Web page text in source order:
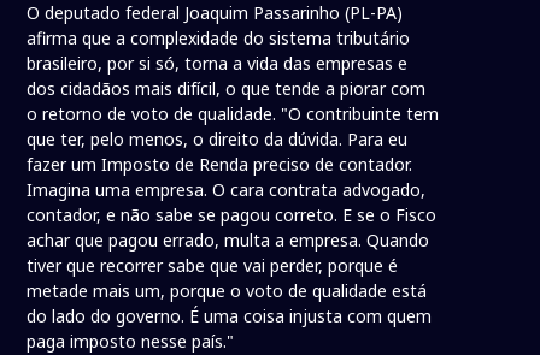
O deputado federal Joaquim Passarinho (PL-PA)
afirma que a complexidade do sistema tributário
brasileiro, por si só, torna a vida das empresas e
dos cidadãos mais difícil, o que tende a piorar com
o retorno de voto de qualidade. "O contribuinte tem
que ter, pelo menos, o direito da dúvida. Para eu
fazer um Imposto de Renda preciso de contador.
Imagina uma empresa. O cara contrata advogado,
contador, e não sabe se pagou correto. E se o Fisco
achar que pagou errado, multa a empresa. Quando
tiver que recorrer sabe que vai perder, porque é
metade mais um, porque o voto de qualidade está
do lado do governo. É uma coisa injusta com quem
paga imposto nesse país."